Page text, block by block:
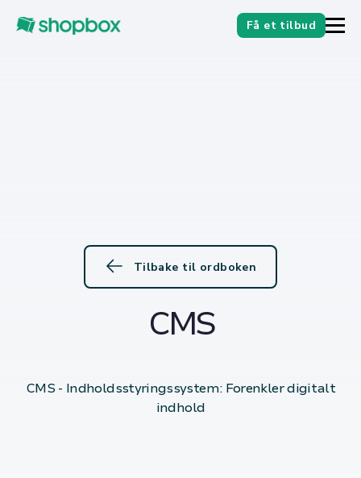
Få et tilbud
Tilbake til ordboken
CMS
CMS - Indholdsstyringssystem: Forenkler digitalt
indhold